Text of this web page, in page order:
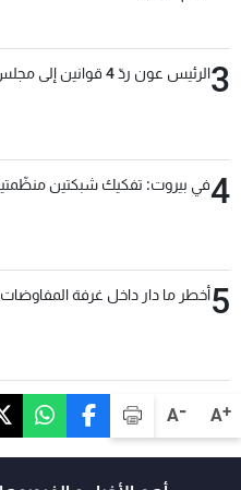
A+
A-
3الرئيس عون ردّ 4 قوانين إلى مجلس النواب
4في بيروت: تفكيك شبكتين
5أخطر ما دار داخل غرفة المفاوضات